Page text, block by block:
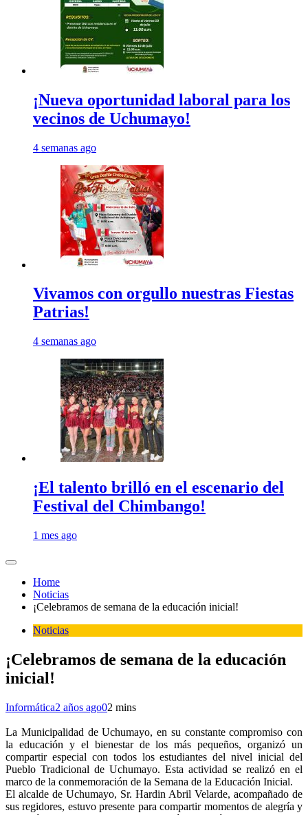
¡Nueva oportunidad laboral para los
vecinos de Uchumayo!
4 semanas ago
Vivamos con orgullo nuestras Fiestas
Patrias!
4 semanas ago
¡El talento brilló en el escenario del
Festival del Chimbango!
1 mes ago
Home
Noticias
¡Celebramos de semana de la educación inicial!
Noticias
¡Celebramos de semana de la educación
inicial!
Informática2 años ago02 mins
La Municipalidad de Uchumayo, en su constante compromiso con
la educación y el bienestar de los más pequeños, organizó un
compartir especial con todos los estudiantes del nivel inicial del
Pueblo Tradicional de Uchumayo. Esta actividad se realizó en el
marco de la conmemoración de la Semana de la Educación Inicial.
El alcalde de Uchumayo, Sr. Hardin Abril Velarde, acompañado de
sus regidores, estuvo presente para compartir momentos de alegría y